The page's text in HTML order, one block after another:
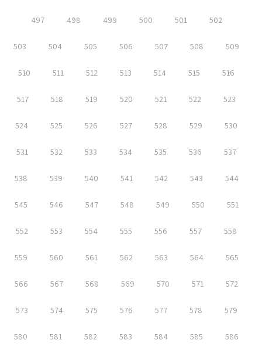
497 498 499 500 501 502
503 504 505 506 507 508 509
510 511 512 513 514 515 516
517 518 519 520 521 522 523
524 525 526 527 528 529 530
531 532 533 534 535 536 537
538 539 540 541 542 543 544
545 546 547 548 549 550 551
552 553 554 555 556 557 558
559 560 561 562 563 564 565
566 567 568 569 570 571 572
573 574 575 576 577 578 579
580 581 582 583 584 585 586